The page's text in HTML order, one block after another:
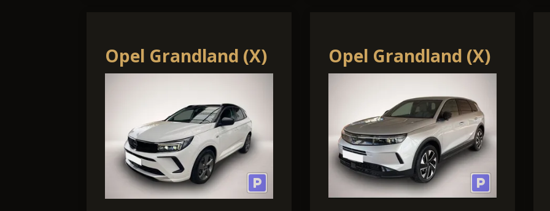
Opel Grandland (X)
Grandland 1.5 D
Ultimate FLA 360
ParkAss. SpurH
Opel Grandland (X)
Grandland Mild-
Hybrid GS AT Shz
Navi Kamera AHK